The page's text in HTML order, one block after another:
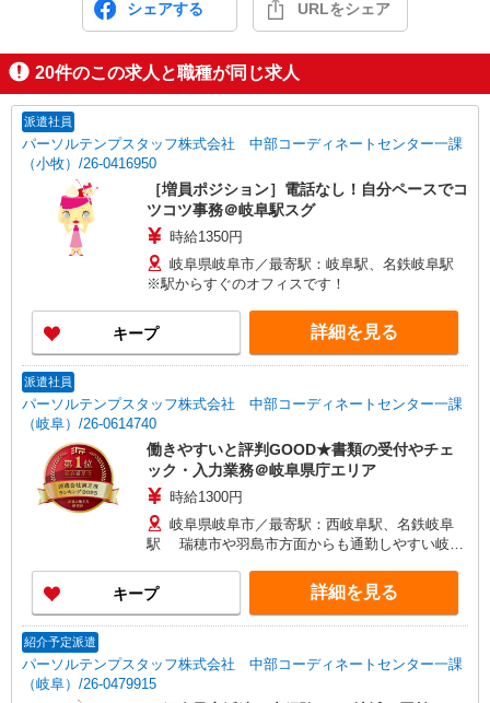
シェアする URLをシェア
20件のこの求人と職種が同じ求人
派遣社員
パーソルテンプスタッフ株式会社 中部コーディネートセンター一課
（小牧）/26-0416950
［増員ポジション］電話なし！自分ペースでコ
ツコツ事務＠岐阜駅スグ
時給1350円
岐阜県岐阜市／最寄駅：岐阜駅、名鉄岐阜駅
※駅からすぐのオフィスです！
キープ 詳細を見る
派遣社員
パーソルテンプスタッフ株式会社 中部コーディネートセンター一課
（岐阜）/26-0614740
働きやすいと評判GOOD★書類の受付やチェ
ック・入力業務＠岐阜県庁エリア
時給1300円
岐阜県岐阜市／最寄駅：西岐阜駅、名鉄岐阜
駅 瑞穂市や羽島市方面からも通勤しやすい岐阜
場がご利用いただけます！
キープ 詳細を見る
紹介予定派遣
パーソルテンプスタッフ株式会社 中部コーディネートセンター一課
（岐阜）/26-0479915